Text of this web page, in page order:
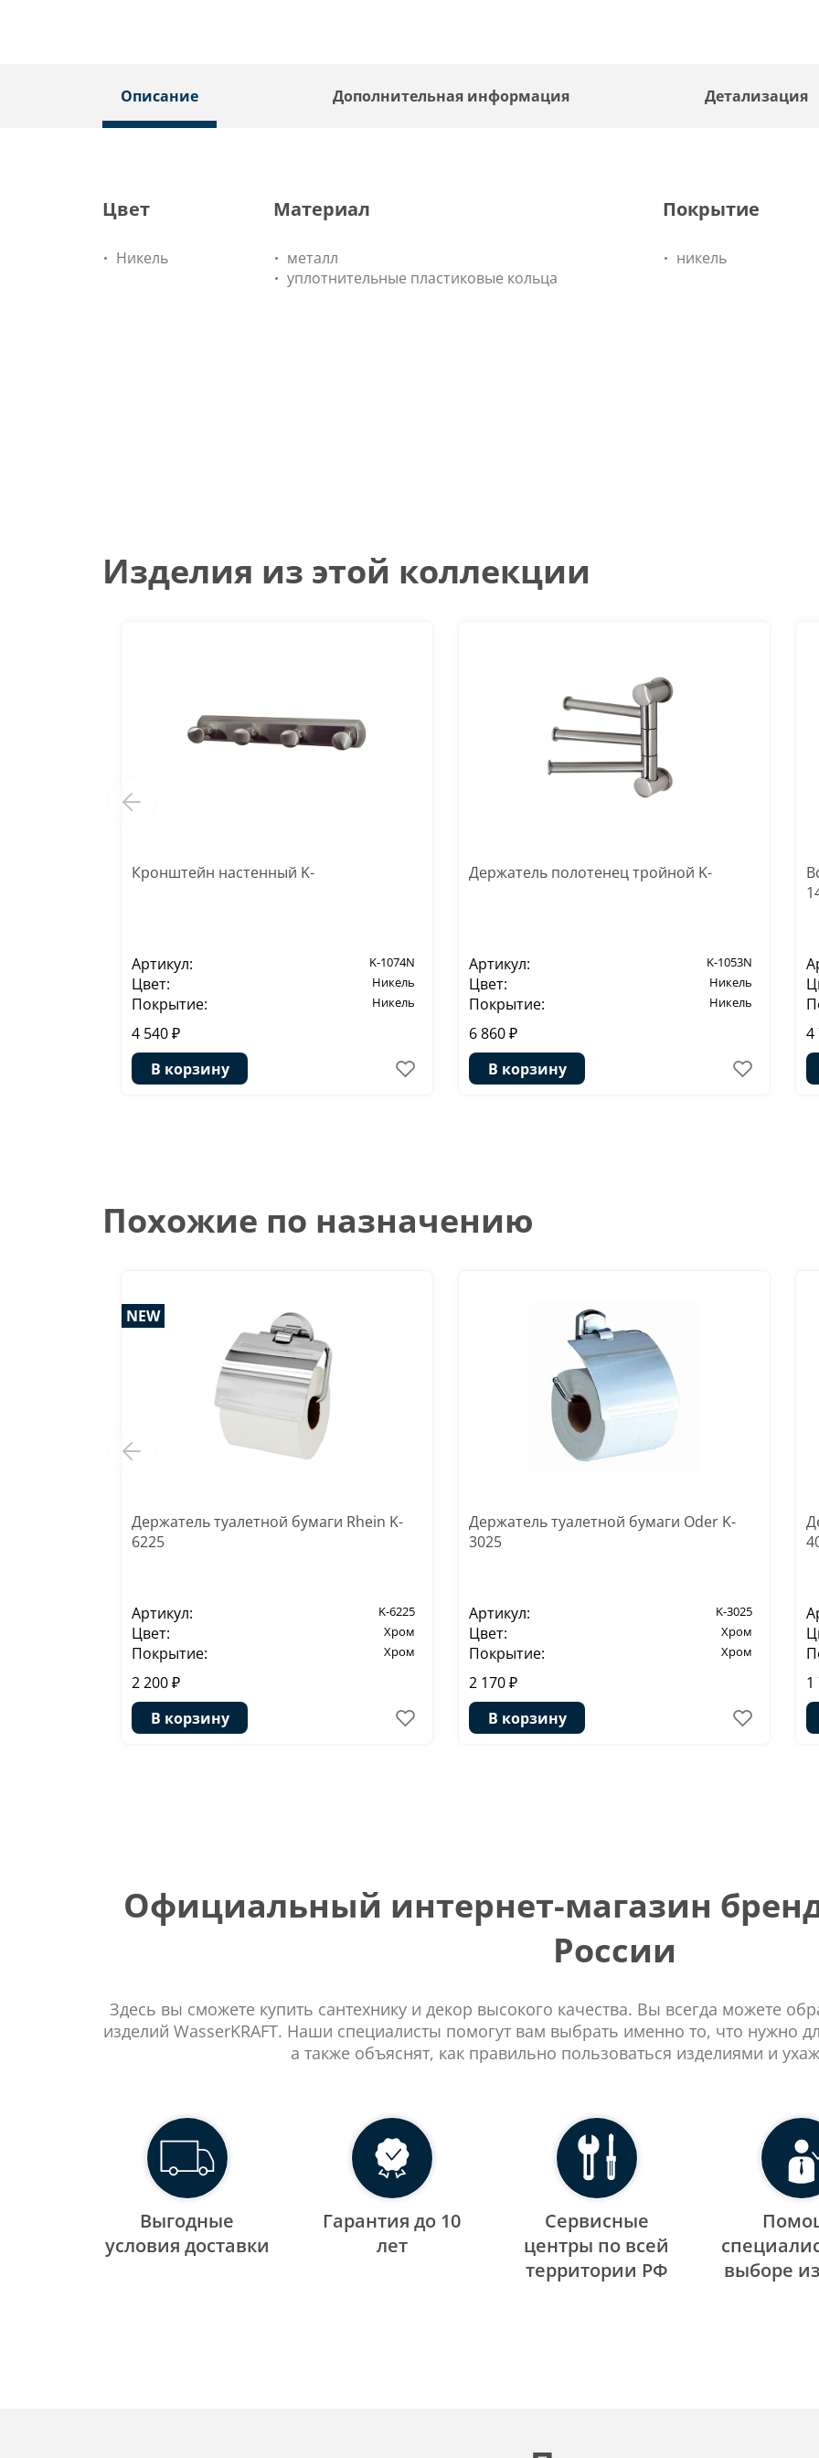
Описание Дополнительная информация Детализация
Цвет
Никель
Материал
металл
уплотнительные пластиковые кольца
Покрытие
никель
Изделия из этой коллекции
Кронштейн настенный K-
Артикул: K-1074N
Цвет: Никель
Покрытие: Никель
4 540 ₽
В корзину
Держатель полотенец тройной K-
Артикул: K-1053N
Цвет: Никель
Покрытие: Никель
6 860 ₽
В корзину
4
Похожие по назначению
NEW
Держатель туалетной бумаги Rhein K-
6225
Артикул: K-6225
Цвет: Хром
Покрытие: Хром
2 200 ₽
В корзину
Держатель туалетной бумаги Oder K-
3025
Артикул: K-3025
Цвет: Хром
Покрытие: Хром
2 170 ₽
В корзину
1
Официальный интернет-магазин
России
Здесь вы сможете купить сантехнику и декор высокого качества. Вы всегда можете
изделий WasserKRAFT. Наши специалисты помогут вам выбрать именно то, что нужно
а также объяснят, как правильно пользоваться изделиями и
Выгодные
уcловия доставки
Гарантия до 10
лет
Сервисные
центры по всей
территории РФ
выборе